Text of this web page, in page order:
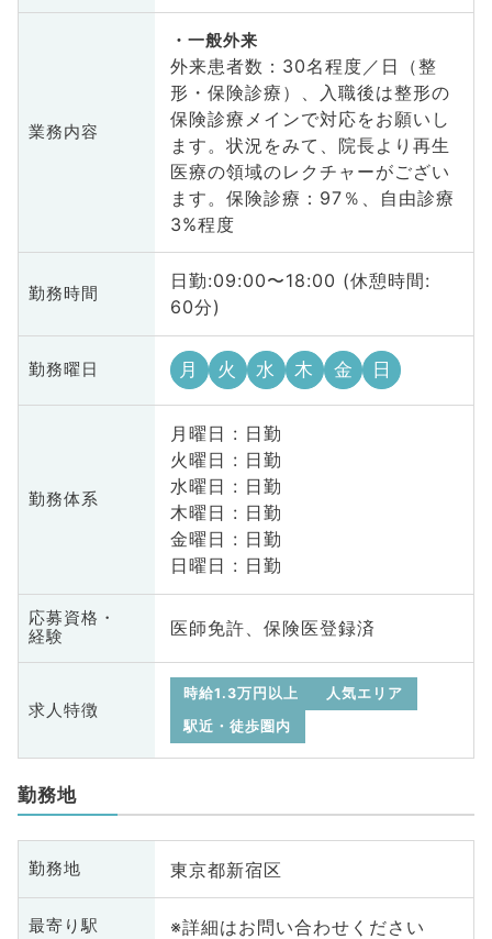
業務内容
一般外来
外来患者数：30名程度／日（整
形・保険診療）、入職後は整形の
保険診療メインで対応をお願いし
ます。状況をみて、院長より再生
医療の領域のレクチャーがござい
ます。保険診療：97％、自由診療
3%程度
勤務時間
日勤:09:00〜18:00 (休憩時間:
60分)
勤務曜日 月 火 水 木 金 日
勤務体系
月曜日 : 日勤
火曜日 : 日勤
水曜日 : 日勤
木曜日 : 日勤
金曜日 : 日勤
日曜日 : 日勤
応募資格・
経験
医師免許、保険医登録済
求人特徴
時給1.3万円以上
人気エリア
駅近・徒歩圏内
勤務地
勤務地 東京都新宿区
最寄り駅 ※詳細はお問い合わせください